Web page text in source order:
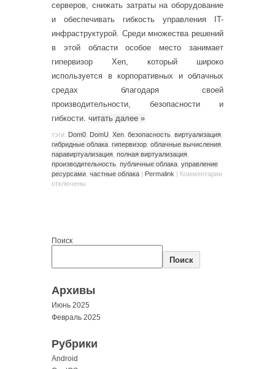
серверов, снижать затраты на оборудование
и обеспечивать гибкость управления IT-
инфраструктурой. Среди множества решений
в этой области особое место занимает
гипервизор Xen, который широко
используется в корпоративных и облачных
средах благодаря своей
производительности, безопасности и
гибкости. читать далее »
тэги: Dom0 DomU Xen безопасность виртуализация
гибридные облака гипервизор облачные вычисления
паравиртуализация полная виртуализация
производительность публичные облака управление
ресурсами частные облака | Permalink | Комментарии
отключены
Поиск
Поиск
Архивы
Июнь 2025
Февраль 2025
Рубрики
Android